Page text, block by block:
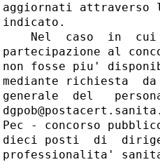
aggiornati
indicato.
Nel  caso  in
partecipazione al
non fosse piu'
mediante richiesta
generale  del
Pec - concorso
dieci posti  di
professionalita'